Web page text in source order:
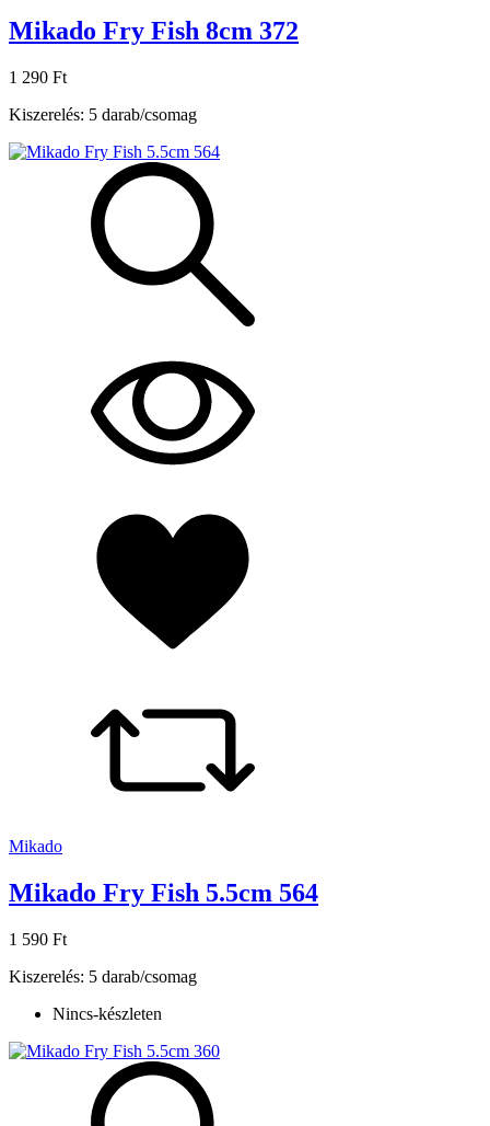
Mikado Fry Fish 8cm 372
1 290 Ft
Kiszerelés: 5 darab/csomag
Mikado
Mikado Fry Fish 5.5cm 564
1 590 Ft
Kiszerelés: 5 darab/csomag
Nincs-készleten